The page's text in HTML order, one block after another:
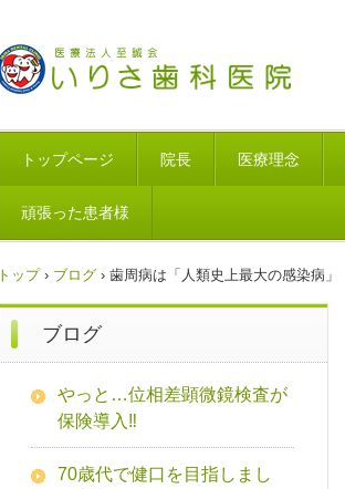
トップページ 院長 医療理念
頑張った患者様
トップ › ブログ › 歯周病は「人類史上最大の感染病」
ブログ
やっと…位相差顕微鏡検査が
保険導入‼
70歳代で健口を目指しまし